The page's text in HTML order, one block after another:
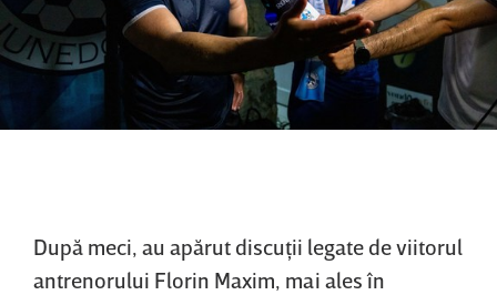
După meci, au apărut discuţii legate de viitorul
antrenorului Florin Maxim, mai ales în